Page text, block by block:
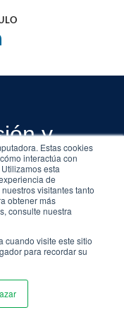
Estas cookies
interactúa con
esta
de
visitantes tanto
obtener más
consulte nuestra
cuando visite este sitio
para recordar su
y
de
de
para
y mejores
Mira